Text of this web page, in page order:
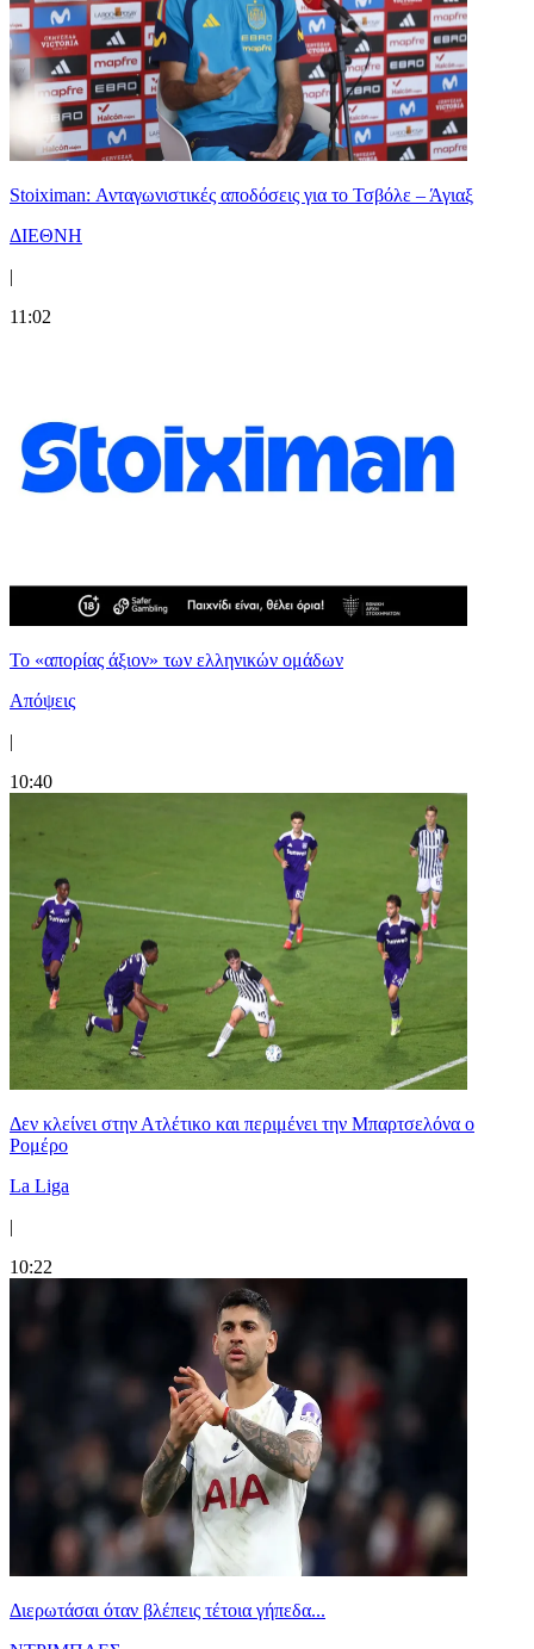
Stoiximan: Ανταγωνιστικές αποδόσεις για το Τσβόλε – Άγιαξ
ΔΙΕΘΝΗ
|
11:02
Το «απορίας άξιον» των ελληνικών ομάδων
Απόψεις
|
10:40
Δεν κλείνει στην Ατλέτικο και περιμένει την Μπαρτσελόνα ο
Ρομέρο
La Liga
|
10:22
Διερωτάσαι όταν βλέπεις τέτοια γήπεδα...